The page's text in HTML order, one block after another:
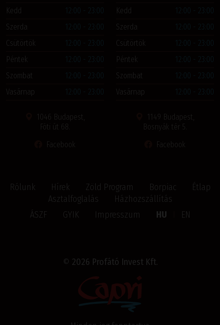
Kedd
12:00 - 23:00
Szerda
12:00 - 23:00
Csütörtök
12:00 - 23:00
Péntek
12:00 - 23:00
Szombat
12:00 - 23:00
Vasárnap
12:00 - 23:00
1046 Budapest,
Fóti út 68.
Facebook
Kedd
12:00 - 23:00
Szerda
12:00 - 23:00
Csütörtök
12:00 - 23:00
Péntek
12:00 - 23:00
Szombat
12:00 - 23:00
Vasárnap
12:00 - 23:00
1149 Budapest,
Bosnyák tér 5.
Facebook
Rólunk Hírek Zöld Program Borpiac
Étlap
Asztalfoglalás
Házhozszállítás
ÁSZF
GYIK Impresszum HU EN
© 2026 Profátó Invest Kft.